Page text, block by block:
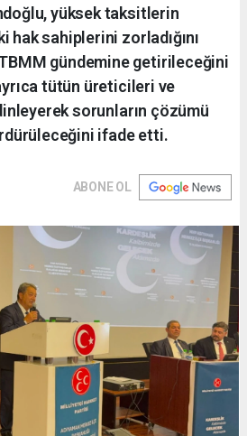
yüksek taksitlerin
hak sahiplerini zorladığını
gündemine getirileceğini
tütün üreticileri ve
sorunların çözümü
ifade etti.
ABONE OL